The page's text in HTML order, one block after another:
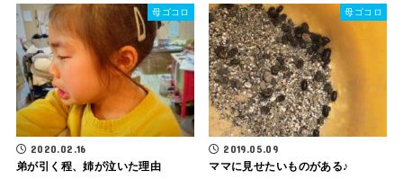
母ゴコロ
2020.02.16
弟が引く程、姉が泣いた理由
母ゴコロ
2019.05.09
ママに見せたいものがある♪